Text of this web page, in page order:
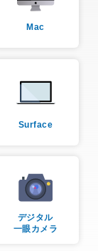
Mac
Surface
デジタル
一眼カメラ